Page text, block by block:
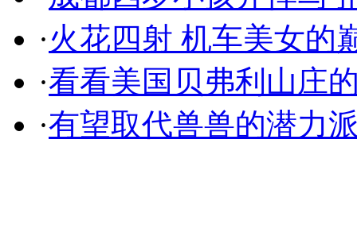
·火花四射 机车美女的
·看看美国贝弗利山庄
·有望取代兽兽的潜力